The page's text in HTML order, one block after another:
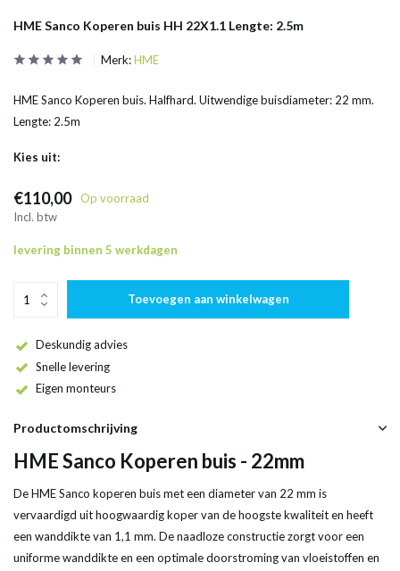
HME Sanco Koperen buis HH 22X1.1 Lengte: 2.5m
Merk:HME
HME Sanco Koperen buis. Halfhard. Uitwendige buisdiameter: 22 mm.
Lengte: 2.5m
Kies uit:
€110,00
Op voorraad
Incl. btw
levering binnen 5 werkdagen
Toevoegen aan winkelwagen
Deskundig advies
Snelle levering
Eigen monteurs
Productomschrijving
HME Sanco Koperen buis - 22mm
De HME Sanco koperen buis met een diameter van 22 mm is
vervaardigd uit hoogwaardig koper van de hoogste kwaliteit en heeft
een wanddikte van 1,1 mm. De naadloze constructie zorgt voor een
uniforme wanddikte en een optimale doorstroming van vloeistoffen en